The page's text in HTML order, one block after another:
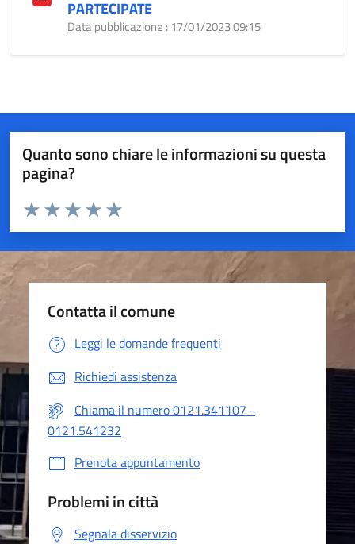
PARTECIPATE
Data pubblicazione : 17/01/2023 09:15
Quanto sono chiare le informazioni su questa
pagina?
Valuta da 1 a 5 stelle la pagina
Valuta 5 stelle su 5
Valuta 4 stelle su 5
Valuta 3 stelle su 5
Valuta 2 stelle su 5
Valuta 1 stelle su 5
Contatta il comune
Leggi le domande frequenti
Richiedi assistenza
Chiama il numero 0121.341107 -
0121.541232
Prenota appuntamento
Problemi in città
Segnala disservizio